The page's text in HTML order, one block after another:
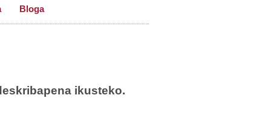
Bloga
ikusteko.